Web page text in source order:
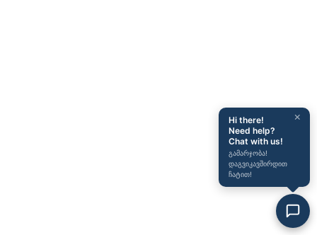
×
Hi there!
Need help?
Chat with us!
გამარჯობა!
დაგვიკავშირდით
ჩატით!